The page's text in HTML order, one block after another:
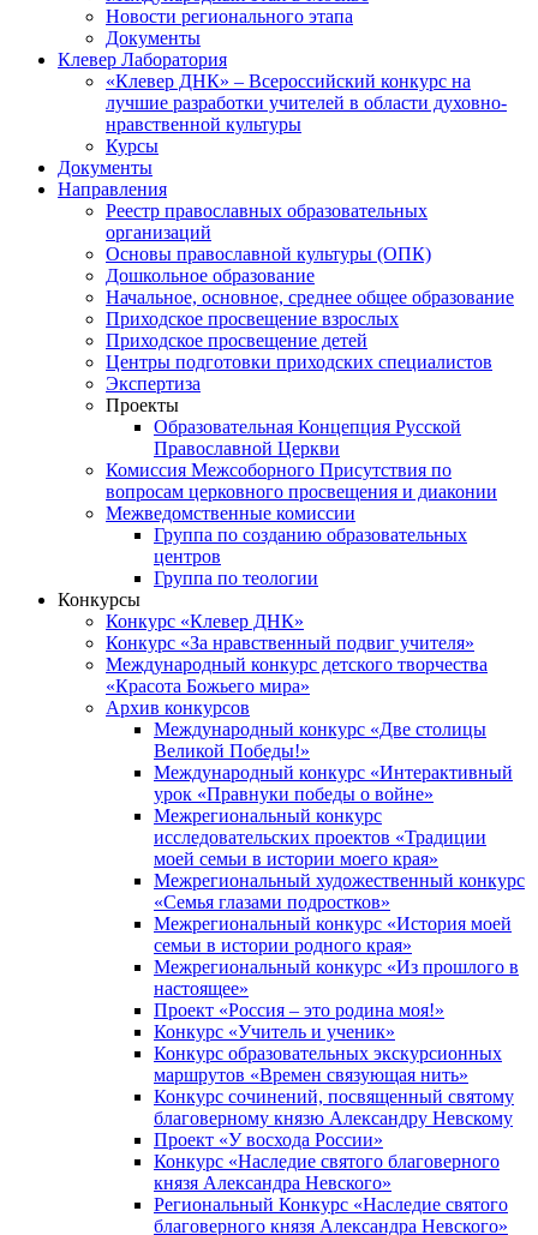
Новости регионального этапа
Документы
Клевер Лаборатория
«Клевер ДНК» – Всероссийский конкурс на
лучшие разработки учителей в области духовно-
нравственной культуры
Курсы
Документы
Направления
Реестр православных образовательных
организаций
Основы православной культуры (ОПК)
Дошкольное образование
Начальное, основное, среднее общее образование
Приходское просвещение взрослых
Приходское просвещение детей
Центры подготовки приходских специалистов
Экспертиза
Проекты
Образовательная Концепция Русской
Православной Церкви
Комиссия Межсоборного Присутствия по
вопросам церковного просвещения и диаконии
Межведомственные комиссии
Группа по созданию образовательных
центров
Группа по теологии
Конкурсы
Конкурс «Клевер ДНК»
Конкурс «За нравственный подвиг учителя»
Международный конкурс детского творчества
«Красота Божьего мира»
Архив конкурсов
Международный конкурс «Две столицы
Великой Победы!»
Международный конкурс «Интерактивный
урок «Правнуки победы о войне»
Межрегиональный конкурс
исследовательских проектов «Традиции
моей семьи в истории моего края»
Межрегиональный художественный конкурс
«Семья глазами подростков»
Межрегиональный конкурс «История моей
семьи в истории родного края»
Межрегиональный конкурс «Из прошлого в
настоящее»
Проект «Россия – это родина моя!»
Конкурс «Учитель и ученик»
Конкурс образовательных экскурсионных
маршрутов «Времен связующая нить»
Конкурс сочинений, посвященный святому
благоверному князю Александру Невскому
Проект «У восхода России»
Конкурс «Наследие святого благоверного
князя Александра Невского»
Региональный Конкурс «Наследие святого
благоверного князя Александра Невского»